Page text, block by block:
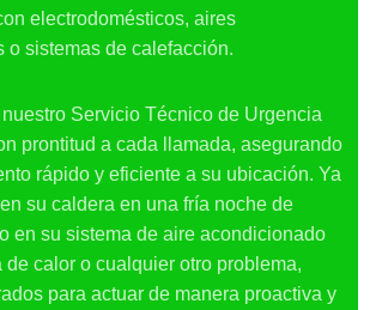
electrodomésticos, aires
o sistemas de calefacción.
Servicio Técnico de Urgencia
prontitud a cada llamada, asegurando
rápido y eficiente a su ubicación. Ya
su caldera en una fría noche de
en su sistema de aire acondicionado
de calor o cualquier otro problema,
para actuar de manera proactiva y